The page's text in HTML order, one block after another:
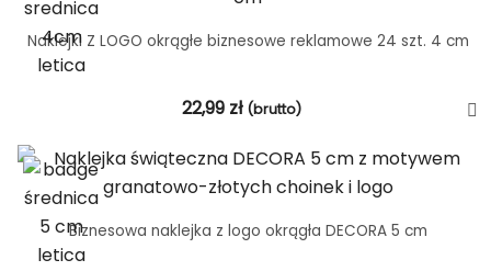
Naklejki Z LOGO okrągłe biznesowe reklamowe 24 szt. 4 cm
22,99 zł (brutto)
Biznesowa naklejka z logo okrągła DECORA 5 cm